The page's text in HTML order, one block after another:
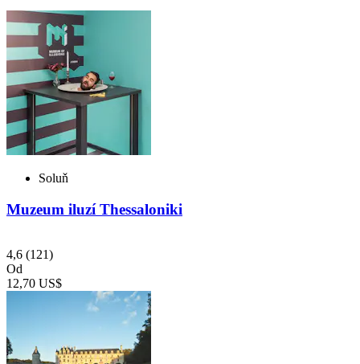
Soluň
Muzeum iluzí Thessaloniki
4,6 (121)
Od
12,70 US$